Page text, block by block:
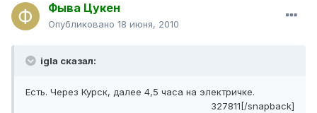
Фыва Цукен
Опубликовано 18 июня, 2010
igla сказал:
Есть. Через Курск, далее 4,5 часа на электричке.
327811[/snapback]